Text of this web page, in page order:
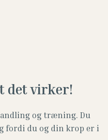
det virker!
og træning. Du
fordi du og din krop er i